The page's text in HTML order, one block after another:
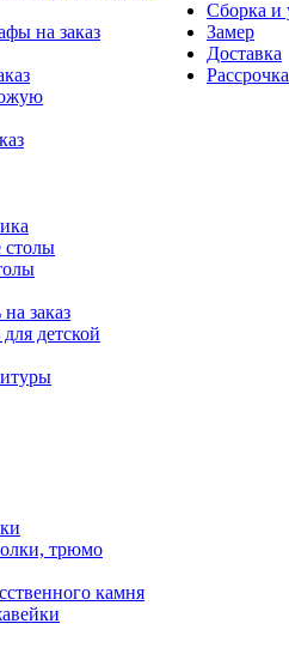
на заказ
заказ
детской
трюмо
камня
Сборка и
Замер
Доставка
Рассрочка